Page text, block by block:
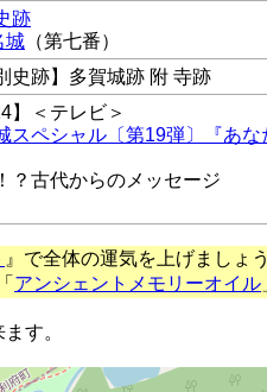
跡
城 （第七番）
史跡】多賀城跡 附 寺跡
】＜テレビ＞
スペシャル〔第19弾〕『あ
？古代からのメッセージ
』で全体の運気を上げましょ
アンシェントメモリーオイル
す。